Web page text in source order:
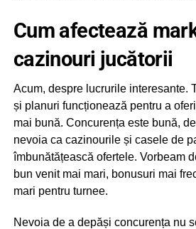
Cum afectează
cazinouri jucătorii
Acum, despre lucrurile interesante.
și planuri funcționează pentru a
mai bună. Concurența este bună,
nevoia ca cazinourile și casele de
îmbunătățească ofertele. Vorbeam
bun venit mai mari, bonusuri mai
mari pentru turnee.
Nevoia de a depăși concurența nu